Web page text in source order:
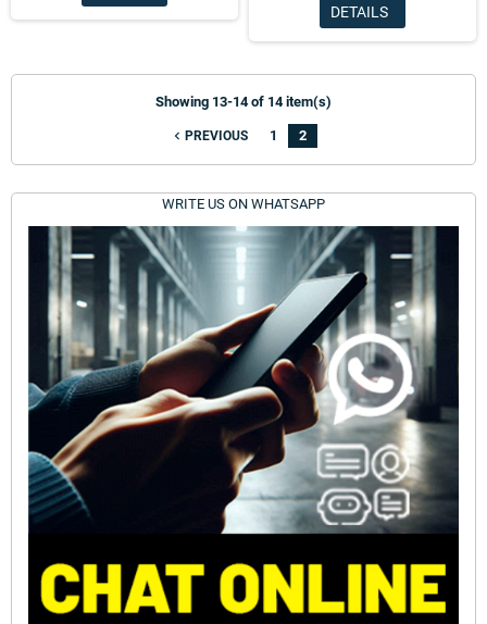
WRITE US ON WHATSAPP
DETAILS
Showing 13-14 of 14 item(s)
navigate_before PREVIOUS 1 2